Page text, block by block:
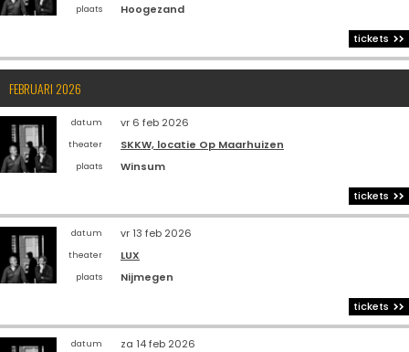
plaats
Hoogezand
tickets
FEBRUARI 2026
datum vr 6 feb 2026
theater SKKW, locatie Op Maarhuizen
plaats
Winsum
tickets
datum vr 13 feb 2026
theater LUX
plaats
Nijmegen
tickets
datum za 14 feb 2026